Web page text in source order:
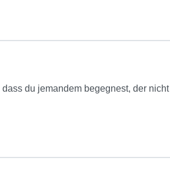
du jemandem begegnest, der nicht